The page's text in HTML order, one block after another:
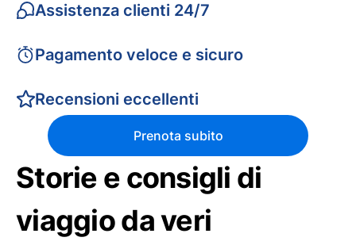
Assistenza clienti 24/7
Pagamento veloce e sicuro
Recensioni eccellenti
Prenota subito
Storie e consigli di
viaggio da veri